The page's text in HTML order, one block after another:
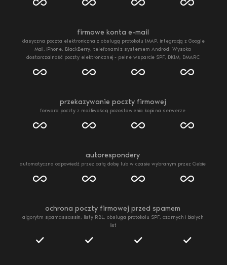
firmowe konta e-mail
klasyczna poczta elektroniczna z obsługą protokołu IMAP, integracją z Google
Mail, iPhone, BlackBerry, telefonami z systemem Android; Wysoka
dostarczalność poczty elektronicznej - pełne wsparcie SPF, DKIM, DMARC
przekazywanie poczty firmowej
forward poczty z możliwością pozostawienia kopii na serwerze
autorespondery
automatyczna odpowiedź przez całą dobę lub w czasie wybranym przez Ciebie
ochrona poczty firmowej przed spamem
algorytm spamassassin, listy RBL, obsługa protokołu SPF, czarnych i białych
list